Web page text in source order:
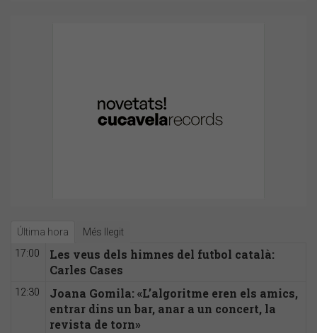
Última hora Més llegit
17:00
Les veus dels himnes del futbol català:
Carles Cases
12:30
Joana Gomila: «L’algoritme eren els amics,
entrar dins un bar, anar a un concert, la
revista de torn»